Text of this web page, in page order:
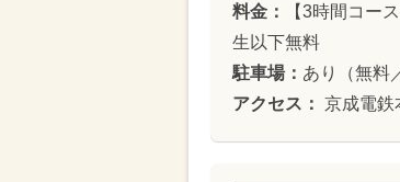
料金：
【3時間コー
生以下無料
駐車場： あり（無料
アクセス： 京成電鉄